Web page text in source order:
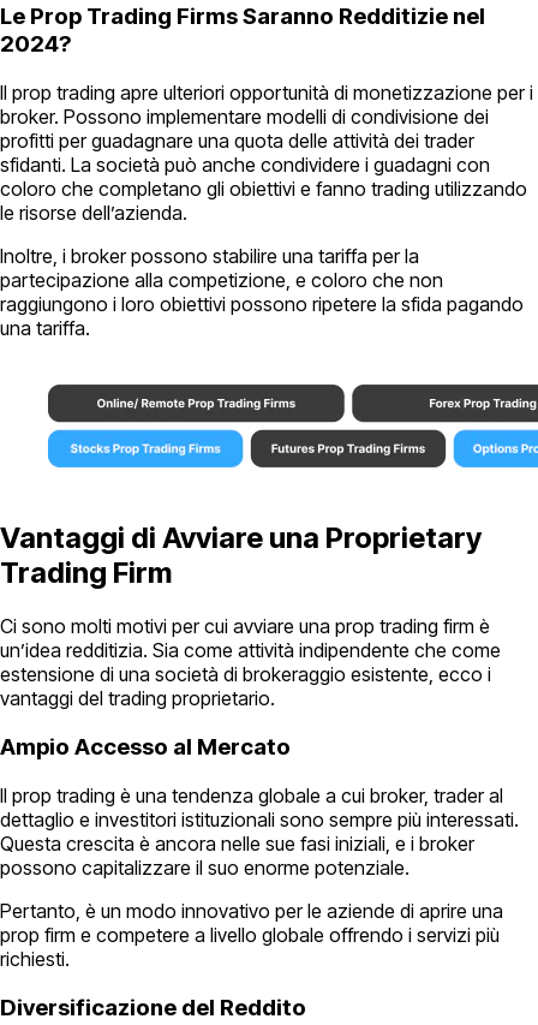
Le Prop Trading Firms Saranno Redditizie nel
2024?
Il prop trading apre ulteriori opportunità di monetizzazione per i
broker. Possono implementare modelli di condivisione dei
profitti per guadagnare una quota delle attività dei trader
sfidanti. La società può anche condividere i guadagni con
coloro che completano gli obiettivi e fanno trading utilizzando
le risorse dell’azienda.
Inoltre, i broker possono stabilire una tariffa per la
partecipazione alla competizione, e coloro che non
raggiungono i loro obiettivi possono ripetere la sfida pagando
una tariffa.
Vantaggi di Avviare una Proprietary
Trading Firm
Ci sono molti motivi per cui avviare una prop trading firm è
un’idea redditizia. Sia come attività indipendente che come
estensione di una società di brokeraggio esistente, ecco i
vantaggi del trading proprietario.
Ampio Accesso al Mercato
Il prop trading è una tendenza globale a cui broker, trader al
dettaglio e investitori istituzionali sono sempre più interessati.
Questa crescita è ancora nelle sue fasi iniziali, e i broker
possono capitalizzare il suo enorme potenziale.
Pertanto, è un modo innovativo per le aziende di aprire una
prop firm e competere a livello globale offrendo i servizi più
richiesti.
Diversificazione del Reddito